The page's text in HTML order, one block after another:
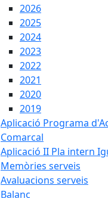
2026
2025
2024
2023
2022
2021
2020
2019
Aplicació Programa
Comarcal
Aplicació II Pla intern
Memòries serveis
Avaluacions serveis
Balanç